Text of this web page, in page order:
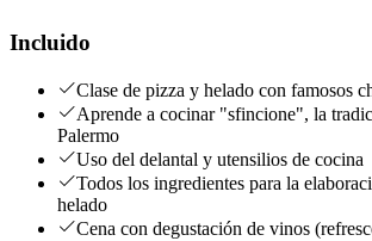
Incluido
Clase de pizza y helado con famosos
Aprende a cocinar "sfincione", la
Palermo
Uso del delantal y utensilios de cocina
Todos los ingredientes para la
helado
Cena con degustación de vinos